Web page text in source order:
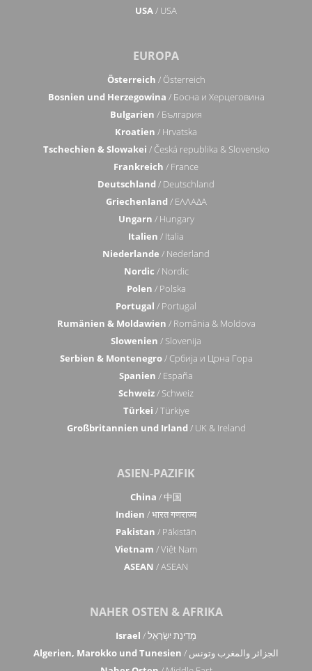
USA/ USA
EUROPA
Österreich / Österreich
Bosnien und Herzegowina / Босна и Херцеговина
Bulgarien / България
Kroatien / Hrvatska
Tschechien & Slowakei / Česká republika & Slovensko
Frankreich / France
Deutschland / Deutschland
Griechenland / ΕΛΛΑΔΑ
Ungarn / Hungary
Italien / Italia
Niederlande / Nederland
Nordic / Nordic
Polen / Polska
Portugal / Portugal
Rumänien & Moldawien / România & Moldova
Slowenien / Slovenija
Serbien & Montenegro/ Србија и Црна Гора
Spanien / España
Schweiz/ Schweiz
Türkei / Türkiye
Großbritannien und Irland / UK & Ireland
ASIEN-PAZIFIK
China / 中国
Indien / भारत गणराज्य
Pakistan / Pākistān
Vietnam / Việt Nam
ASEAN / ASEAN
NAHER OSTEN & AFRIKA
Israel
/ מְדִינַת יִשְׂרָאֵל
Algerien, Marokko und Tunesien
/ الجزائر والمغرب وتونس